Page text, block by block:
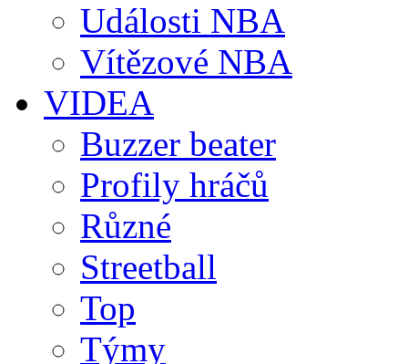
Události NBA
Vítězové NBA
VIDEA
Buzzer beater
Profily hráčů
Různé
Streetball
Top
Týmy